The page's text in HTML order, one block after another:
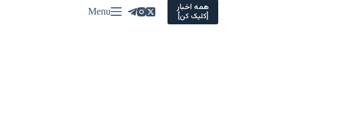
همه اخبار
[کلیک کن] Menu